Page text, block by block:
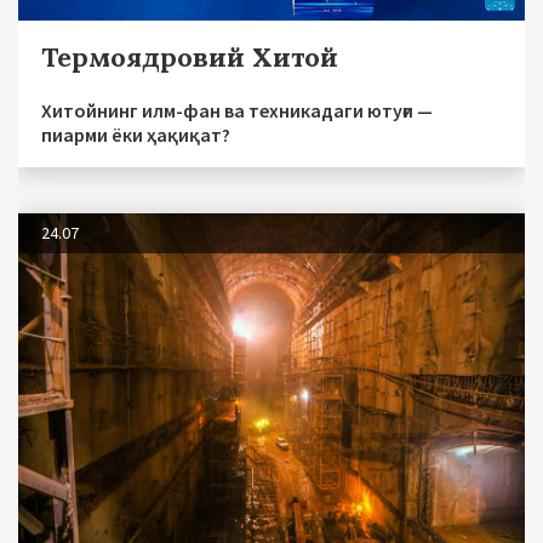
Термоядровий Хитой
Хитойнинг илм-фан ва техникадаги ютуғи —
пиарми ёки ҳақиқат?
24.07